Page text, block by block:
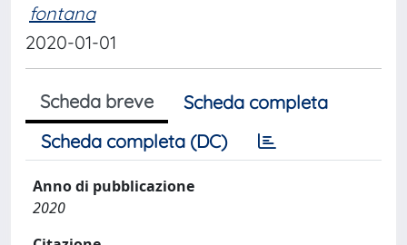
fontana
2020-01-01
Scheda breve
Scheda completa
Scheda completa (DC)
Anno di pubblicazione
2020